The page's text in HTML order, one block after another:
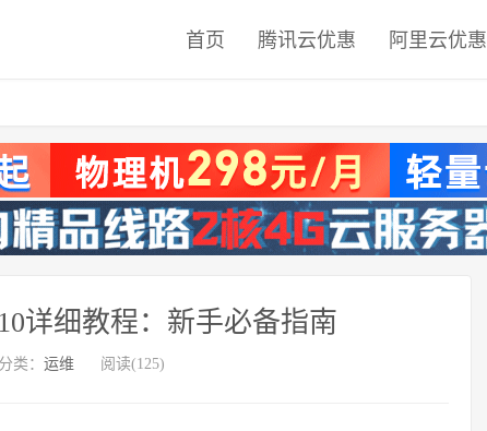
首页 腾讯云优惠 阿里云优惠
详细教程：新手必备指南
分类： 运维 阅读(125)